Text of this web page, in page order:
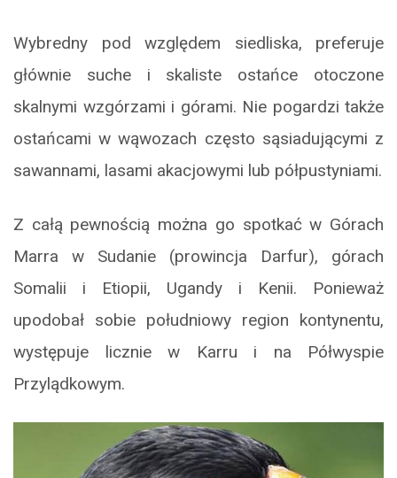
Wybredny pod względem siedliska, preferuje
głównie suche i skaliste ostańce otoczone
skalnymi wzgórzami i górami. Nie pogardzi także
ostańcami w wąwozach często sąsiadującymi z
sawannami, lasami akacjowymi lub półpustyniami.
Z całą pewnością można go spotkać w Górach
Marra w Sudanie (prowincja Darfur), górach
Somalii i Etiopii, Ugandy i Kenii. Ponieważ
upodobał sobie południowy region kontynentu,
występuje licznie w Karru i na Półwyspie
Przylądkowym.